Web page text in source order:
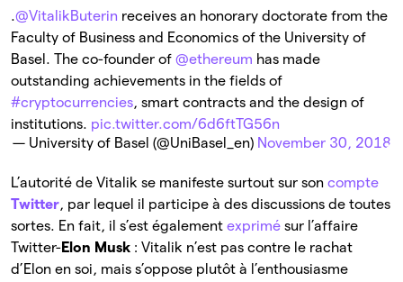
.@VitalikButerin receives an honorary doctorate from the
Faculty of Business and Economics of the University of
Basel. The co-founder of @ethereum has made
outstanding achievements in the fields of
#cryptocurrencies, smart contracts and the design of
institutions. pic.twitter.com/6d6ftTG56n
— University of Basel (@UniBasel_en) November 30, 2018
L’autorité de Vitalik se manifeste surtout sur son compte
Twitter, par lequel il participe à des discussions de toutes
sortes. En fait, il s’est également exprimé sur l’affaire
Twitter-Elon Musk : Vitalik n’est pas contre le rachat
d’Elon en soi, mais s’oppose plutôt à l’enthousiasme